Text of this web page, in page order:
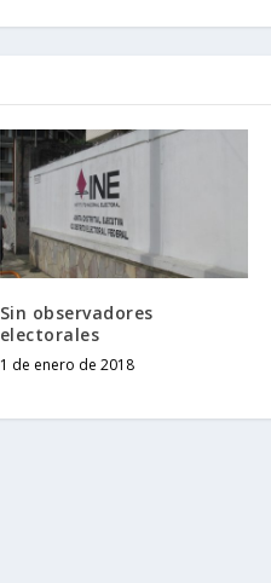
Sin observadores
electorales
1 de enero de 2018